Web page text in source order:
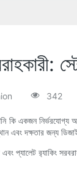
342
একজন নির্ভরযোগ্য
এবং দক্ষতার জন্য
প্যালেট র‍্যাকিং